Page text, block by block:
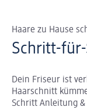
Haare zu Hause
Schritt-
Dein Friseur ist
Haarschnitt
Schritt Anleitung